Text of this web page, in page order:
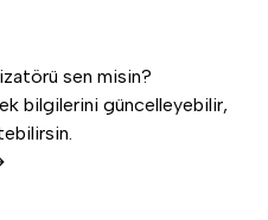
sen misin?
bilgilerini güncelleyebilir,